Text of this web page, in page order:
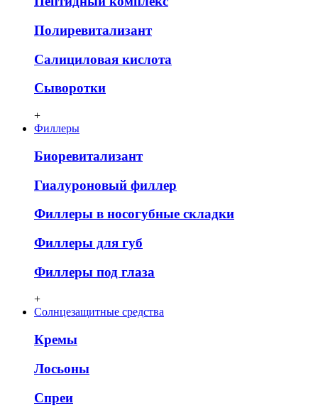
Полиревитализант
Салициловая кислота
Сыворотки
+
Филлеры
Биоревитализант
Гиалуроновый филлер
Филлеры в носогубные складки
Филлеры для губ
Филлеры под глаза
+
Солнцезащитные средства
Кремы
Лосьоны
Спреи